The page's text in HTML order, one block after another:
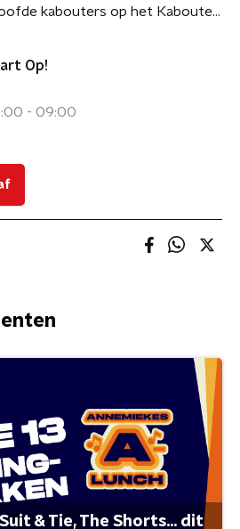
Onthoofde kabouters op het Kabouterpad in Hoogeloon
Op!
- 09:00
& Tie, The Shorts... dit